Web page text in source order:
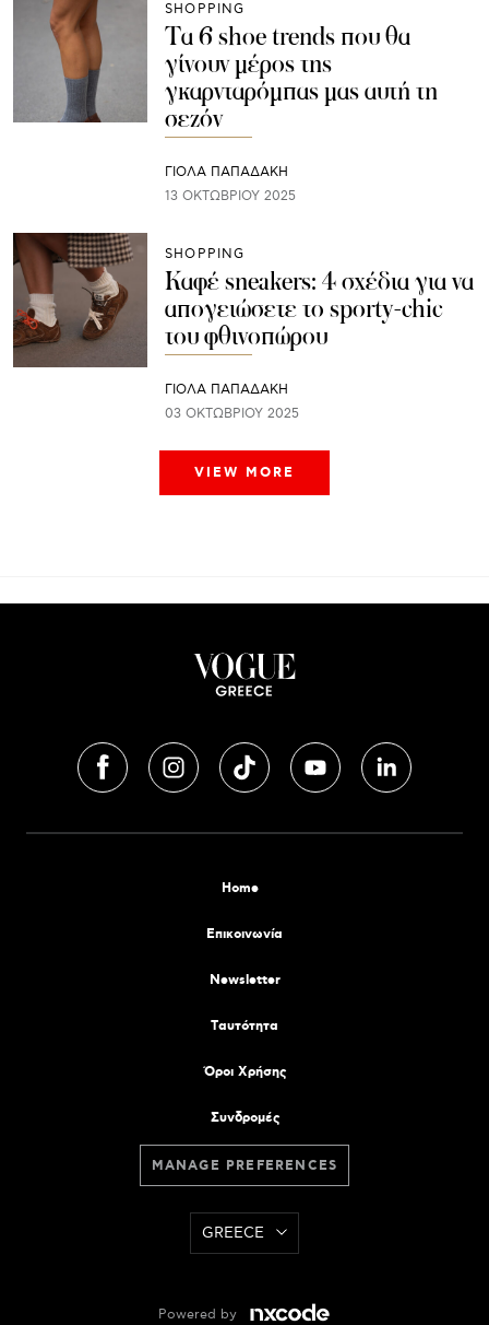
SHOPPING
Τα 6 shoe trends που θα
γίνουν μέρος της
γκαρνταρόμπας μας αυτή τη
σεζόν
ΓΙΌΛΑ ΠΑΠΑΔΆΚΗ
13 ΟΚΤΩΒΡΊΟΥ 2025
SHOPPING
Καφέ sneakers: 4 σχέδια για να
απογειώσετε το sporty-chic
του φθινοπώρου
ΓΙΌΛΑ ΠΑΠΑΔΆΚΗ
03 ΟΚΤΩΒΡΊΟΥ 2025
VIEW MORE
Home
Επικοινωνία
Newsletter
Tαυτότητα
Όροι Χρήσης
Συνδρομές
MANAGE PREFERENCES
GREECE
Powered by